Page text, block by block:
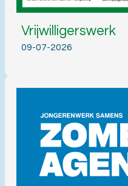
Vrijwilligerswerk
09-07-2026